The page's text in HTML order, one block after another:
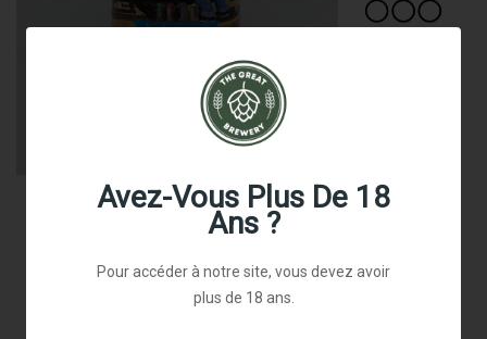
Avez-Vous Plus De 18
Ans ?
Pour accéder à notre site, vous devez avoir
plus de 18 ans.